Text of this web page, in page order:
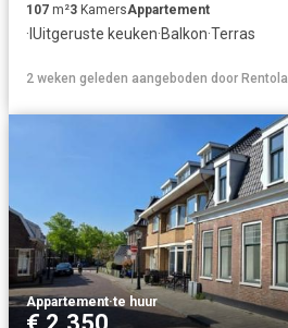
107 m²3 KamersAppartement
· IUitgeruste keuken·Balkon·Terras
2 weken geleden aangeboden door Rentola
Appartement·te huur